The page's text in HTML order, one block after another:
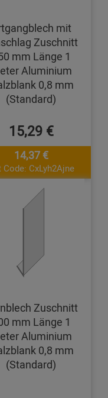
mit
Zuschnitt
mm Länge 1
Aluminium
0,8 mm
(Standard)
15,29 €
14,37 €
Code: CxLyh2Ajne
Zuschnitt
mm Länge 1
Aluminium
0,8 mm
(Standard)